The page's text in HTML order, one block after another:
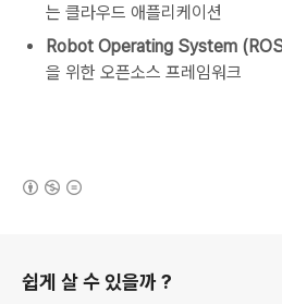
는 클라우드 애플리케이션
Robot Operating System
을 위한 오픈소스 프레임워크
쉽게 살 수 있을까 ?